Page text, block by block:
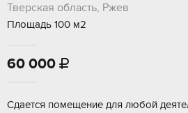
Тверская область, Ржев
Площадь 100 м2
60 000 
Сдается помещение для любой